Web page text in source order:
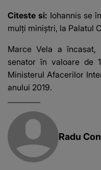
Citeste si: Iohannis se
mulți miniștri, la Palatul
Marce Vela a
senator în valoare de
Ministerul Afacerilor
anului 2019.
Radu